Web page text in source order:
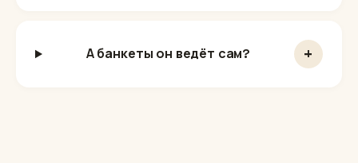
А банкеты он ведёт сам? +